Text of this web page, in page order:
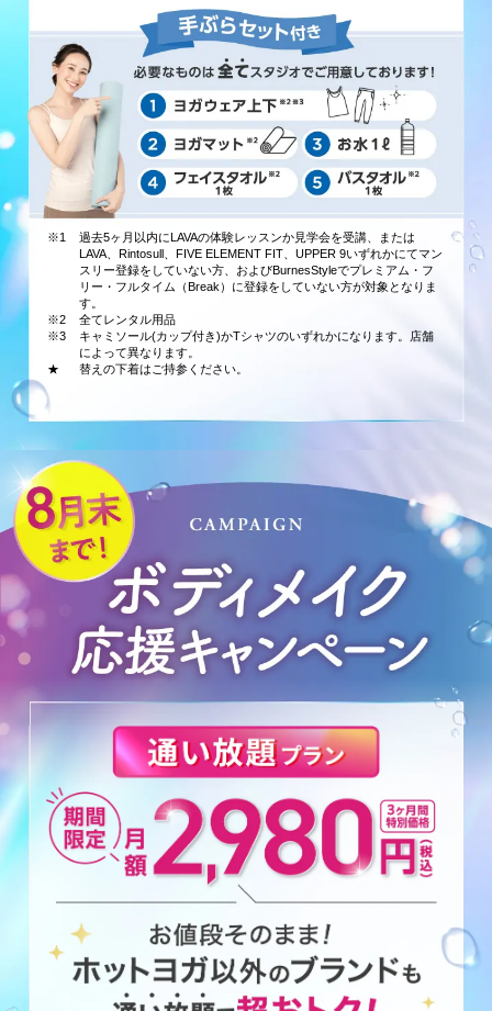
※1
過去5ヶ月以内にLAVAの体験レッスンか見学会を受講、または
LAVA、Rintosull、FIVE ELEMENT FIT、UPPER 9いずれかにてマン
スリー登録をしていない方、およびBurnesStyleでプレミアム・フ
リー・フルタイム（Break）に登録をしていない方が対象となりま
す。
※2
全てレンタル用品
※3
キャミソール(カップ付き)かTシャツのいずれかになります。店舗
によって異なります。
★
替えの下着はご持参ください。